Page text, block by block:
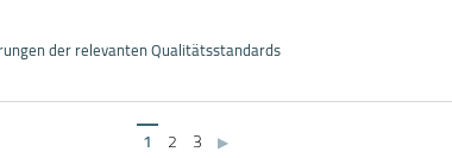
der relevanten Qualitätsstandards
1 2 3 ▶